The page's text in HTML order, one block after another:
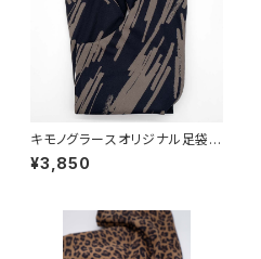
キモノグラースオリジナル足袋
ペイント柄 ストレッチ ネイビ
ー
¥3,850